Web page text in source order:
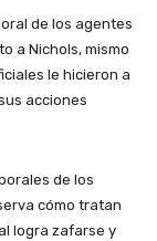
de los agentes
a Nichols, mismo
le hicieron a
acciones
de los
cómo tratan
logra zafarse y